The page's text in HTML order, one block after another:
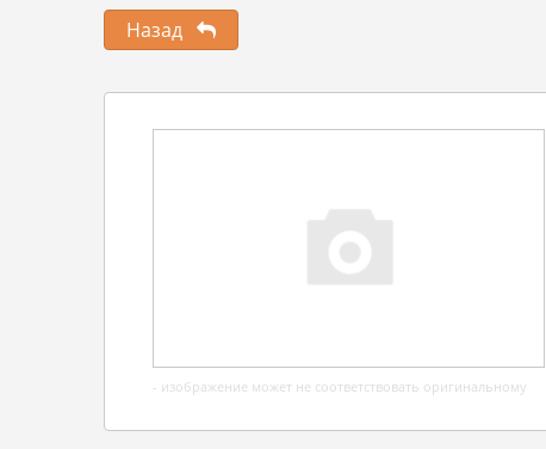
Назад
- изображение может не соответствовать оригинальному